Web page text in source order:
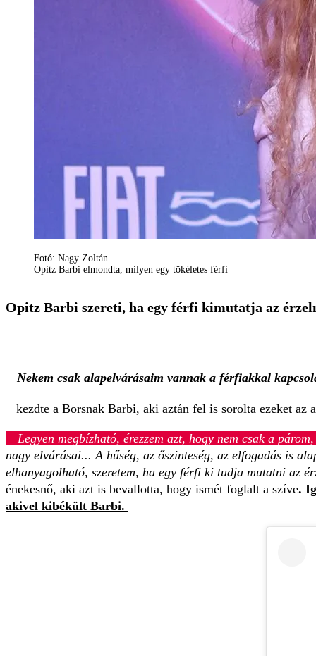
Fotó: Nagy Zoltán
Opitz Barbi elmondta, milyen egy tökéletes férfi
Opitz Barbi szereti, ha egy férfi kimutatja az
Nekem csak alapelvárásaim vannak a férfiakkal
− kezdte a Borsnak Barbi, aki aztán fel is sorolta ezeket az
− Legyen megbízható, érezzem azt, hogy nem csak a
nagy elvárásai... A hűség, az őszinteség, az elfogadás is
elhanyagolható, szeretem, ha egy férfi ki tudja mutatni az
énekesnő, aki azt is bevallotta, hogy ismét foglalt a szíve.
akivel kibékült Barbi.